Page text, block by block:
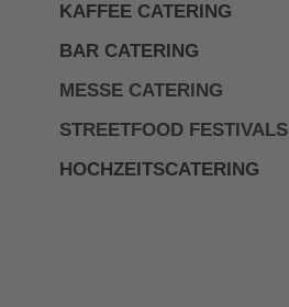
KAFFEE CATERING
BAR CATERING
MESSE CATERING
STREETFOOD FESTIVALS
HOCHZEITSCATERING